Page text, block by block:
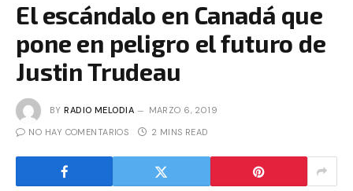
El escándalo en Canadá que
pone en peligro el futuro de
Justin Trudeau
BY RADIO MELODIA MARZO 6, 2019
NO HAY COMENTARIOS 2 MINS READ